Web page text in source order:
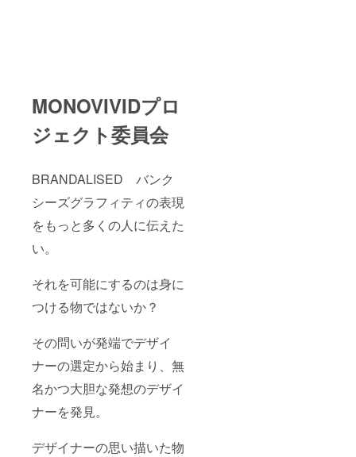
MONOVIVIDプロ
ジェクト委員会
BRANDALISED バンク
シーズグラフィティの表現
をもっと多くの人に伝えた
い。
それを可能にするのは身に
つける物ではないか？
その問いが発端でデザイ
ナーの選定から始まり、無
名かつ大胆な発想のデザイ
ナーを発見。
デザイナーの思い描いた物